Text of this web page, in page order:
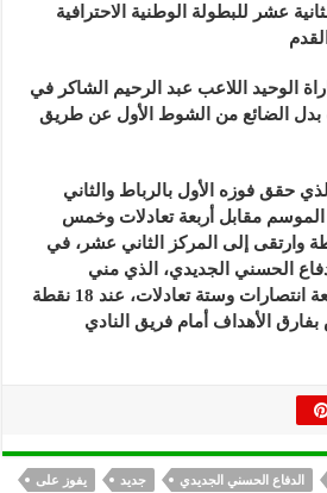
عشر للبطولة الوطنية الاحترافية
الوحيد اللاعب عبد الرحيم الشاكر في
بدل الضائع من الشوط الأول عن طريق
حقق فوزه الأول بالرباط والثاني
الموسم مقابل أربعة تعادلات وخمس
رصيده إلى 13 نقطة وارتقى إلى المركز الثاني عشر، في
الحسني الجديدي، الذي مني
بخسارته الثانية مقابل أربعة انتصارات وستة تعادلات، عند 18 نقطة
الأهداف أمام فريق النادي
الدفاع الحسني الجديدي جديد يفوز على